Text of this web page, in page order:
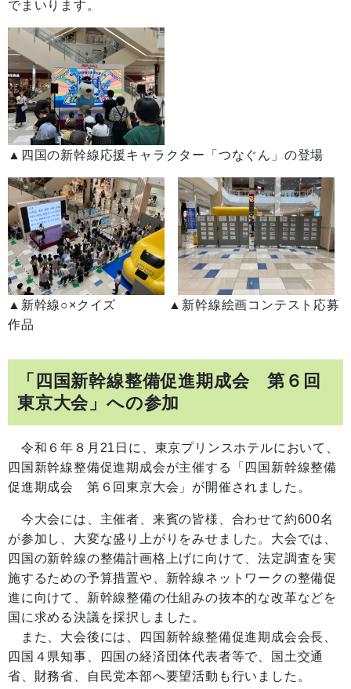
でまいります。
▲四国の新幹線応援キャラクター「つなぐん」の登場
▲新幹線○×クイズ ▲新幹線絵画コンテスト応募
作品
「四国新幹線整備促進期成会 第６回
東京大会」への参加
令和６年８月21日に、東京プリンスホテルにおいて、
四国新幹線整備促進期成会が主催する「四国新幹線整備
促進期成会 第６回東京大会」が開催されました。
今大会には、主催者、来賓の皆様、合わせて約600名
が参加し、大変な盛り上がりをみせました。大会では、
四国の新幹線の整備計画格上げに向けて、法定調査を実
施するための予算措置や、新幹線ネットワークの整備促
進に向けて、新幹線整備の仕組みの抜本的な改革などを
国に求める決議を採択しました。
また、大会後には、四国新幹線整備促進期成会会長、
四国４県知事、四国の経済団体代表者等で、国土交通
省、財務省、自民党本部へ要望活動も行いました。